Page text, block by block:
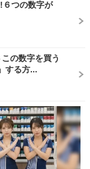
６つの数字が
の数字を買う
する方...